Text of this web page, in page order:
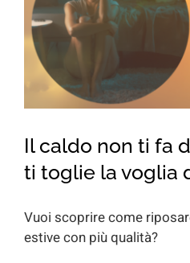
Il caldo non ti fa
ti toglie la voglia
Vuoi scoprire come
estive con più qualità?